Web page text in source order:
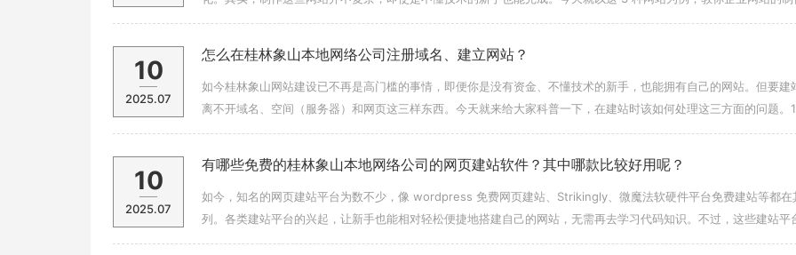
方法：1、展示网站制作首先，要找一个合适且靠谱的建站
怎么在桂林象山本地网络公司注册域名、建立网站？
10
2025.07
如今桂林象山网站建设已不再是高门槛的事情，即便你是没有资金、不懂技术的新手，也能拥有自己的网站。但要建
离不开域名、空间（服务器）和网页这三样东西。今天就来给大家科普一下，在建站时该如何处理这三方面的问题。
么注册域名什么是域名呢？你可以把域名看作是网站的网
有哪些免费的桂林象山本地网络公司的网页建站软件？其中哪款比较好用呢？
10
2025.07
如今，知名的网页建站平台为数不少，像 wordpress 免费网页建站、Strikingly、微魔法软硬件平台免费建站等都在
列。各类建站平台的兴起，让新手也能相对轻松便捷地搭建自己的网站，无需再去学习代码知识。不过，这些建站平
间的差异其实很大。新手要是想搭建一个高